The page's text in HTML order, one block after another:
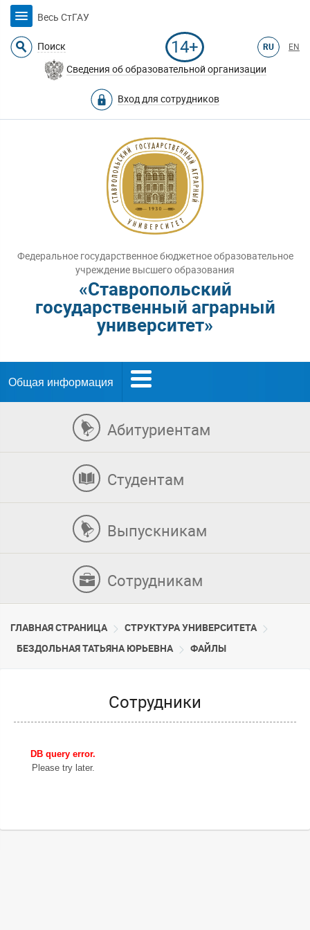
Весь СтГАУ
Поиск 14+ RU EN
Сведения об образовательной организации
Вход для сотрудников
Федеральное государственное бюджетное образовательное
учреждение высшего образования
«Ставропольский
государственный аграрный
университет»
Общая информация
Абитуриентам
Студентам
Выпускникам
Сотрудникам
ГЛАВНАЯ СТРАНИЦА
CТРУКТУРА УНИВЕРСИТЕТА
БЕЗДОЛЬНАЯ ТАТЬЯНА ЮРЬЕВНА
ФАЙЛЫ
Сотрудники
DB query error.
Please try later.